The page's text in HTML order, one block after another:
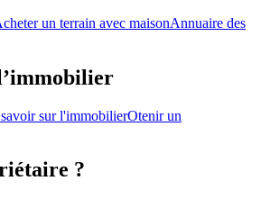
un terrain avec maisonAnnuaire des
sur l'immobilierOtenir un
?